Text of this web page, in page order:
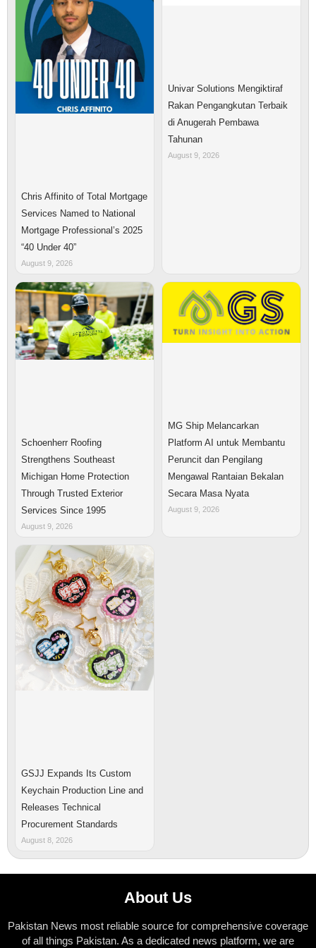
Chris Affinito of Total Mortgage
Services Named to National
Mortgage Professional’s 2025
“40 Under 40”
August 9, 2026
Univar Solutions Mengiktiraf
Rakan Pengangkutan Terbaik
di Anugerah Pembawa
Tahunan
August 9, 2026
Schoenherr Roofing
Strengthens Southeast
Michigan Home Protection
Through Trusted Exterior
Services Since 1995
August 9, 2026
MG Ship Melancarkan
Platform AI untuk Membantu
Peruncit dan Pengilang
Mengawal Rantaian Bekalan
Secara Masa Nyata
August 9, 2026
GSJJ Expands Its Custom
Keychain Production Line and
Releases Technical
Procurement Standards
August 8, 2026
About Us
Pakistan News most reliable source for comprehensive coverage
of all things Pakistan. As a dedicated news platform, we are